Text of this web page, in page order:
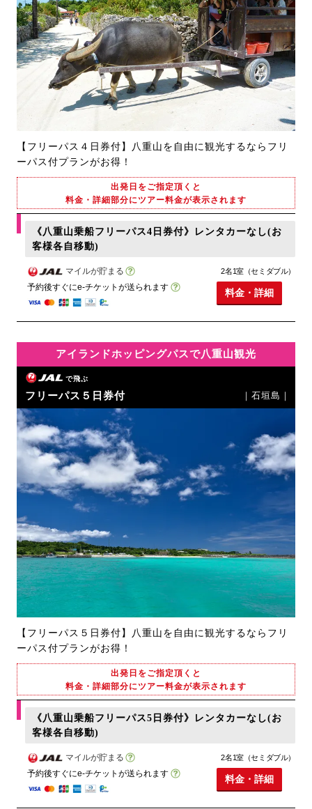
【フリーパス４日券付】八重山を自由に観光するならフリ
ーパス付プランがお得！
出発日をご指定頂くと
料金・詳細部分にツアー料金が表示されます
《八重山乗船フリーパス4日券付》レンタカーなし(お
客様各自移動)
マイルが貯まる
予約後すぐにe-チケットが送られます
2名1室（セミダブル）
料金・詳細
アイランドホッピングパスで八重山観光
で飛ぶ
フリーパス５日券付 ｜石垣島｜
【フリーパス５日券付】八重山を自由に観光するならフリ
ーパス付プランがお得！
出発日をご指定頂くと
料金・詳細部分にツアー料金が表示されます
《八重山乗船フリーパス5日券付》レンタカーなし(お
客様各自移動)
マイルが貯まる
予約後すぐにe-チケットが送られます
2名1室（セミダブル）
料金・詳細